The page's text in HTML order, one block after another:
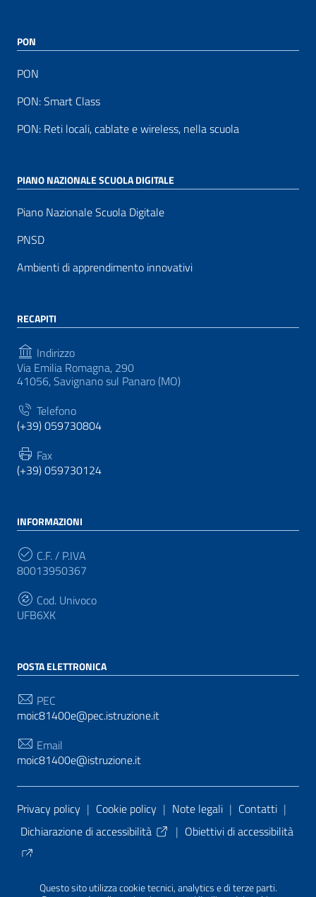
Questo sito utilizza cookie tecnici, analytics e di terze parti.
PON
PON
PON: Smart Class
PON: Reti locali, cablate e wireless, nella scuola
PIANO NAZIONALE SCUOLA DIGITALE
Piano Nazionale Scuola Digitale
PNSD
Ambienti di apprendimento innovativi
RECAPITI
Indirizzo
Via Emilia Romagna, 290
41056, Savignano sul Panaro (MO)
Telefono
(+39) 059730804
Fax
(+39) 059730124
INFORMAZIONI
C.F. / P.IVA
80013950367
Cod. Univoco
UFB6XK
POSTA ELETTRONICA
PEC
moic81400e@pec.istruzione.it
Email
moic81400e@istruzione.it
Sezione Link Utili
Privacy policy | Cookie policy | Note legali | Contatti |
Dichiarazione di accessibilità
| Obiettivi di accessibilità